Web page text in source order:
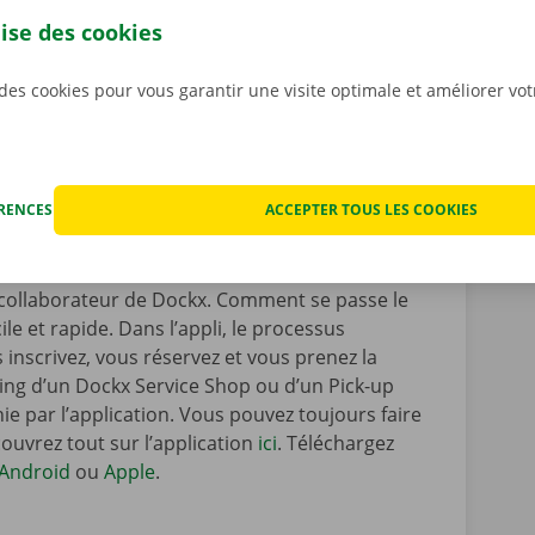
en ligneou dans le Dockx Service
camionnettequand
utilisez l’appli Dockx. Grâce à
24 h/24 et 7 j/7 de manière entièrement
de Dockx. Comment se passe le
et rapide. Dans l’appli, le processus
vous réservez et vous prenez la
d’un Dockx Service Shop ou d’un Pick-up
par l’application. Vous pouvez toujours faire
tout sur l’application ici. Téléchargez
ouApple.
des cookies
cookies pour vous garantir une visite optimale et améliorer
ACCEPTER TOUS LES COOKIES